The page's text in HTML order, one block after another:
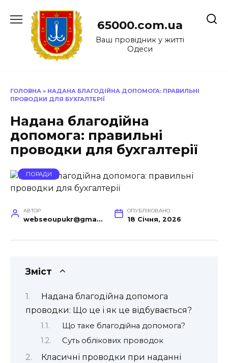
до
65000.com.ua
Ваш провідник у житті
Одеси
ГОЛОВНА » НАДАНА БЛАГОДІЙНА ДОПОМОГА: ПРАВИЛЬНІ
ПРОВОДКИ ДЛЯ БУХГАЛТЕРІЇ
Надана благодійна
допомога: правильні
проводки для бухгалтерії
ПОРАДИ
АВТОР
webseoupukr@gmail.com
ОПУБЛІКОВАНО
18 Січня, 2026
Зміст
Надана благодійна допомога
проводки: Що це і як це відбувається?
Що таке благодійна допомога?
Суть облікових проводок
Класичні проводки при наданні